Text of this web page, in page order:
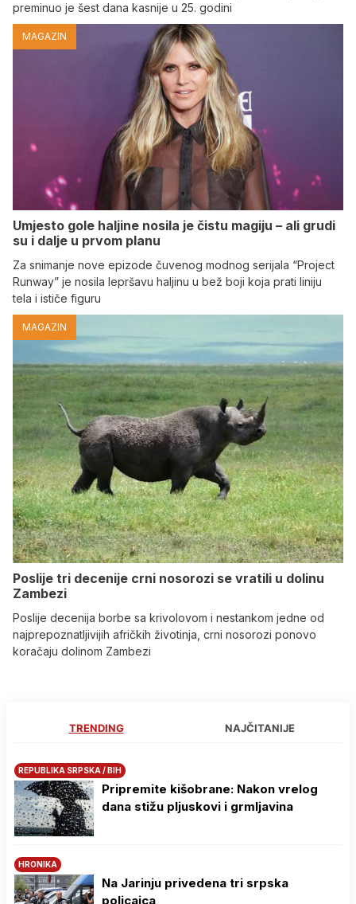
preminuo je šest dana kasnije u 25. godini
MAGAZIN
Umjesto gole haljine nosila je čistu magiju – ali grudi
su i dalje u prvom planu
Za snimanje nove epizode čuvenog modnog serijala “Project
Runway” je nosila lepršavu haljinu u bež boji koja prati liniju
tela i ističe figuru
MAGAZIN
Poslije tri decenije crni nosorozi se vratili u dolinu
Zambezi
Poslije decenija borbe sa krivolovom i nestankom jedne od
najprepoznatljivijih afričkih životinja, crni nosorozi ponovo
koračaju dolinom Zambezi
TRENDING NAJČITANIJE
REPUBLIKA SRPSKA / BIH
Pripremite kišobrane: Nakon vrelog
dana stižu pljuskovi i grmljavina
HRONIKA
Na Јarinju privedena tri srpska
policajca